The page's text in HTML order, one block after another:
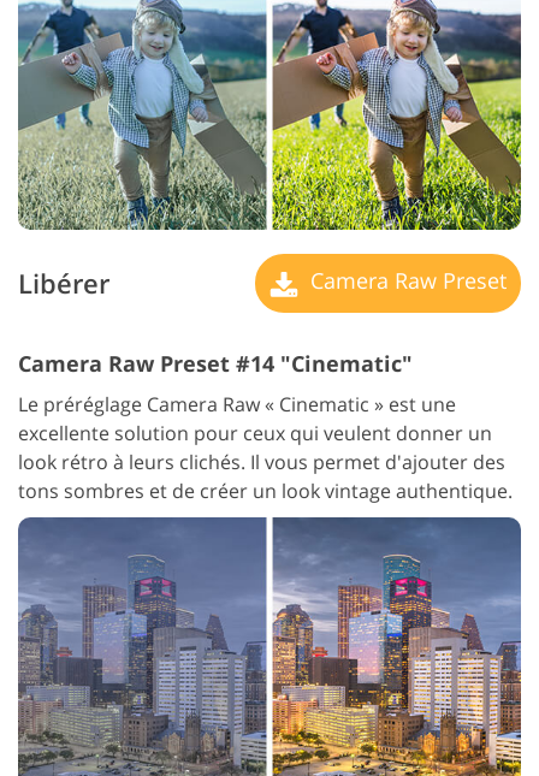
Libérer Camera Raw Preset
Camera Raw Preset #14 "Cinematic"
Le préréglage Camera Raw « Cinematic » est une
excellente solution pour ceux qui veulent donner un
look rétro à leurs clichés. Il vous permet d'ajouter des
tons sombres et de créer un look vintage authentique.